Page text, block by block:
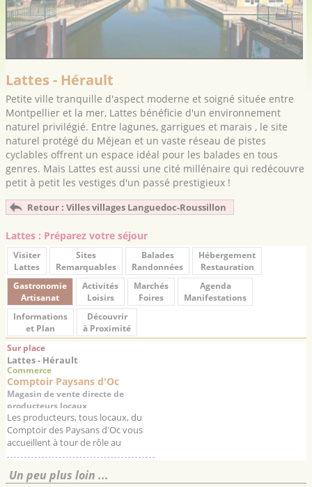
Lattes - Hérault
Petite ville tranquille d'aspect moderne et soigné située entre
Montpellier et la mer, Lattes bénéficie d'un environnement
naturel privilégié. Entre lagunes, garrigues et marais , le site
naturel protégé du Méjean et un vaste réseau de pistes
cyclables offrent un espace idéal pour les balades en tous
genres. Mais Lattes est aussi une cité millénaire qui redécouvre
petit à petit les vestiges d'un passé prestigieux !
Retour : Villes villages Languedoc-Roussillon
Lattes : Préparez votre séjour
Visiter
Lattes
Sites
Remarquables
Balades
Randonnées
Hébergement
Restauration
Gastronomie
Artisanat
Activités
Loisirs
Marchés
Foires
Agenda
Manifestations
Informations
et Plan
Découvrir
à Proximité
Sur place
Lattes - Hérault
Commerce
Comptoir Paysans d'Oc
Magasin de vente directe de
producteurs locaux
Les producteurs, tous locaux, du
Comptoir des Paysans d'Oc vous
accueillent à tour de rôle au
magasin afin de vous faire
découvrir le fruit de leurs
exploitations : des produits...
Un peu plus loin ...